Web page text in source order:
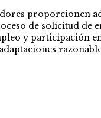
proporcionen
de solicitud de
y participación